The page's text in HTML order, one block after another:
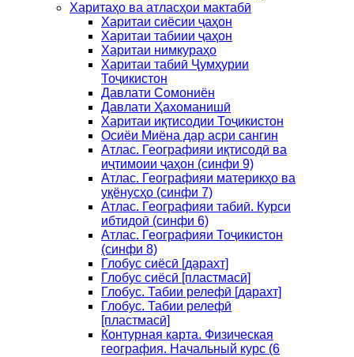
Харитаҳо ва атласҳои мактабӣ
Харитаи сиёсии ҷаҳон
Харитаи табиии ҷаҳон
Харитаи нимкураҳо
Харитаи табиӣ Ҷумҳурии
Тоҷикистон
Давлати Сомониён
Давлати Ҳахоманишӣ
Харитаи иқтисодии Тоҷикистон
Осиёи Миёна дар асри сангин
Атлас. Географияи иқтисодӣ ва
иҷтимоии ҷаҳон (синфи 9)
Атлас. Географияи материкҳо ва
уқёнусҳо (синфи 7)
Атлас. Географияи табиӣ. Курси
ибтидоӣ (синфи 6)
Атлас. Географияи Тоҷикистон
(синфи 8)
Глобус сиёсӣ [дарахт]
Глобус сиёсӣ [пластмасӣ]
Глобус. Табии релефӣ [дарахт]
Глобус. Табии релефӣ
[пластмасӣ]
Контурная карта. Физическая
география. Начальный курс (6